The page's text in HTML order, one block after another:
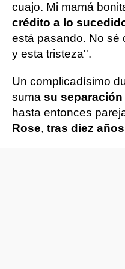
cuajo. Mi mamá
crédito a lo
está pasando. No sé
y esta tristeza''.
Un complicadísimo
suma su
hasta entonces
Rose, tras diez